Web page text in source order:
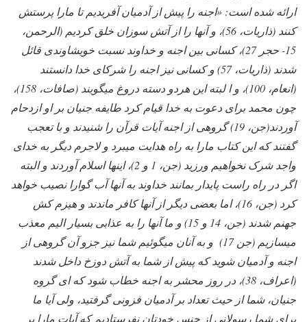
ارائه شده است: «اجنه را پیش از آدمیان آفریدیم تا مارا پرستش
کنند (ذاریات، 56)، و آنها را از آتش سوزان خلق کردیم (الرحمن،
15- حجر 27)، کسانی بین اجنه و خداوند نسبت خویشاوندی قائل
شدند (ذاریات، 57) و کسانی نیز اجنه را شرکای خدا دانستند
(انعام، 100)، و ا لبته این هردو دسته دروغ میگویند (صافات، 158)،
چون محمد برای دعوت به خدا قیام کرد طایفه جنیان بر او ازدحام
آوردند(جن، 19) گروهی از اجنه آیات قرآن را شنیدند و با تعجب
گفتند که این کتاب مارا به راه هدایت میبرد و لاجرم دیگر به خدای
واجد شرک نخواهیم ورزید (جن، 1 و 2)، اینها اسلام آوردند و البته
اگر در راه راست پایدار بمانند خداوند به آنها آب گوارا نصیب خواهد
کرد (جن، 16)، اما بعضی دیگر از آنها کافر ماندند و هیزم کش
جهنم شدند (جن، 14 و 15) و ما آنها را به عذابی بسیار الیم معذب
میسازیم (جن 17) و به آنان میگوئیم شما نیز جزو آن گروهی از
اجنه و آدمیان شوید که پیش از شما به آتش دوزخ داخل شدند
(اعراف، 38)، در روز محشر به اجنه خطاب شود که ای گروه
جنیان، شما از حیث تعداد بر آدمیان فزونی گرفتید، ولی آیا ما
برای شما رسولانی از جنس خودتان نفرستادیم که آیات مارا بر